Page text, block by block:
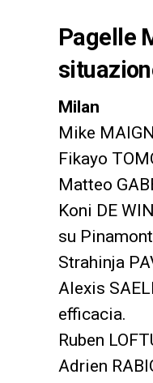
Pagelle
Milan
Mike
Fikayo
Matteo
Koni DE
su
Strahinja
Alexis
efficacia.
Ruben
Adrien